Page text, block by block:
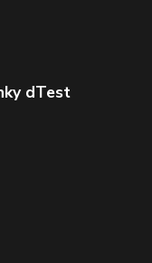
dTest